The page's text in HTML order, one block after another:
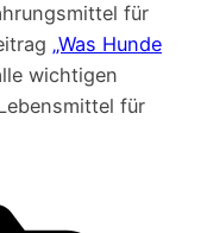
für
„Was Hunde
wichtigen
für